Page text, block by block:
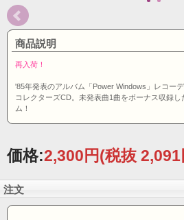
商品説明
再入荷！
'85年発表のアルバム「Power Windows」レコー
コレクターズCD。未発表曲1曲をボーナス収録
ム！
価格:2,300円(税抜 2,091
注文